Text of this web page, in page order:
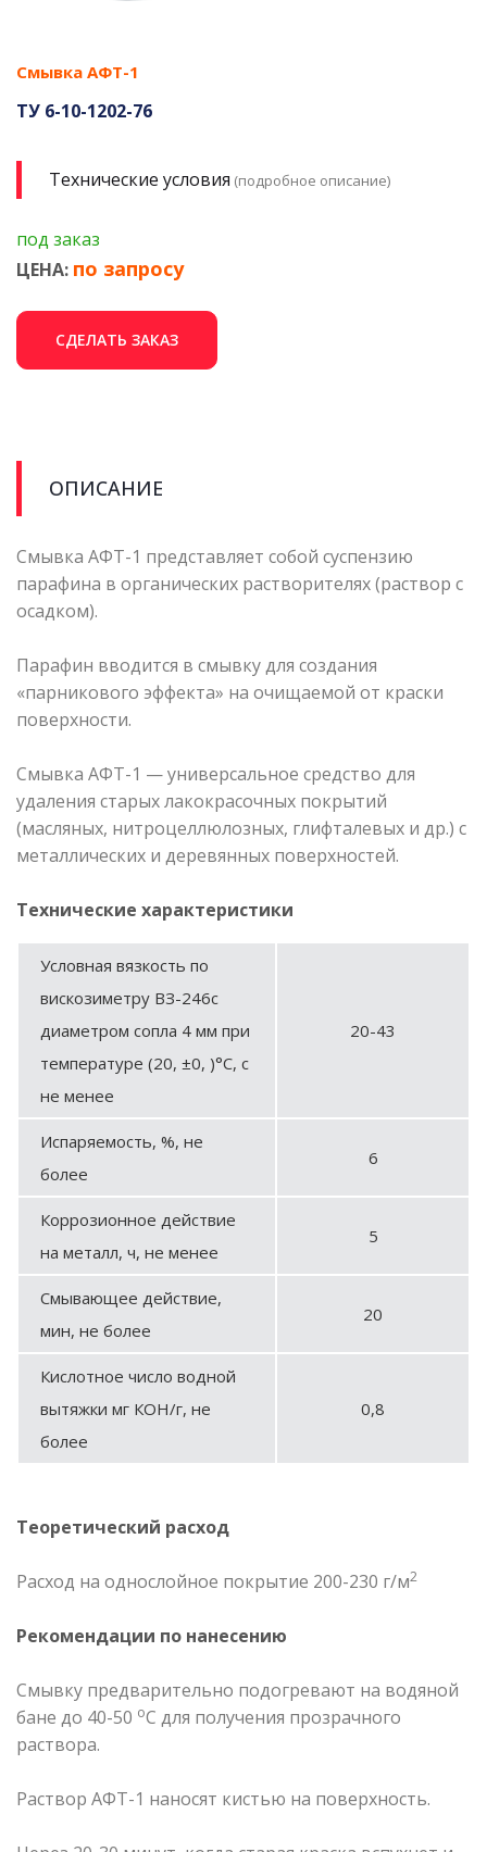
Смывка АФТ-1
ТУ 6-10-1202-76
Технические условия (подробное описание)
под заказ
ЦЕНА: по запросу
СДЕЛАТЬ ЗАКАЗ
ОПИСАНИЕ
Смывка АФТ-1 представляет собой суспензию
парафина в органических растворителях (раствор с
осадком).
Парафин вводится в смывку для создания
«парникового эффекта» на очищаемой от краски
поверхности.
Смывка АФТ-1 — универсальное средство для
удаления старых лакокрасочных покрытий
(масляных, нитроцеллюлозных, глифталевых и др.) с
металлических и деревянных поверхностей.
Технические характеристики
Условная вязкость по
вискозиметру ВЗ-246с
диаметром сопла 4 мм при
температуре (20, ±0, )°С, с
не менее
20-43
Испаряемость, %, не
более
6
Коррозионное действие
на металл, ч, не менее
5
Смывающее действие,
мин, не более
20
Кислотное число водной
вытяжки мг КОН/г, не
более
0,8
Теоретический расход
Расход на однослойное покрытие 200-230 г/м2
Рекомендации по нанесению
Смывку предварительно подогревают на водяной
бане до 40-50 оС для получения прозрачного
раствора.
Раствор АФТ-1 наносят кистью на поверхность.